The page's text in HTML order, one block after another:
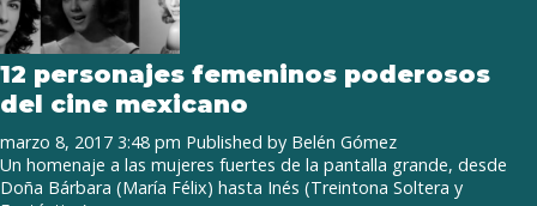
12 personajes femeninos poderosos
del cine mexicano
marzo 8, 2017 3:48 pm Published by Belén Gómez
Un homenaje a las mujeres fuertes de la pantalla grande, desde
Doña Bárbara (María Félix) hasta Inés (Treintona Soltera y